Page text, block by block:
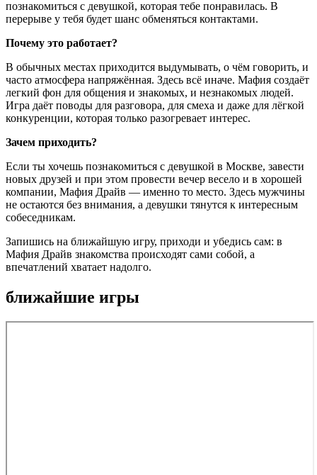
познакомиться с девушкой, которая тебе понравилась. В
перерыве у тебя будет шанс обменяться контактами.
Почему это работает?
В обычных местах приходится выдумывать, о чём говорить, и
часто атмосфера напряжённая. Здесь всё иначе. Мафия создаёт
легкий фон для общения и знакомых, и незнакомых людей.
Игра даёт поводы для разговора, для смеха и даже для лёгкой
конкуренции, которая только разогревает интерес.
Зачем приходить?
Если ты хочешь познакомиться с девушкой в Москве, завести
новых друзей и при этом провести вечер весело и в хорошей
компании, Мафия Драйв — именно то место. Здесь мужчины
не остаются без внимания, а девушки тянутся к интересным
собеседникам.
Запишись на ближайшую игру, приходи и убедись сам: в
Мафия Драйв знакомства происходят сами собой, а
впечатлений хватает надолго.
ближайшие игры